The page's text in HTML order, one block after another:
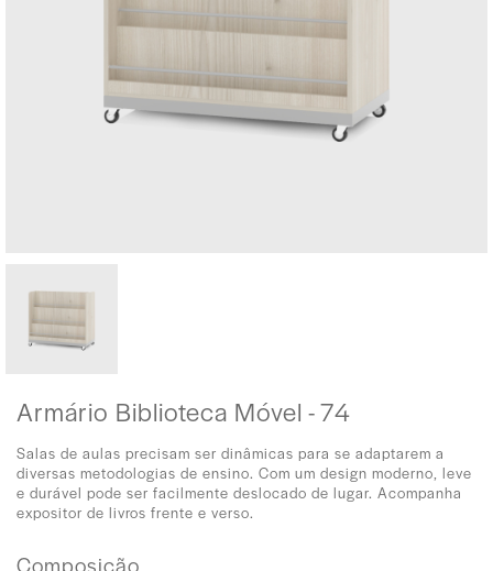
Armário Biblioteca Móvel - 74
Salas de aulas precisam ser dinâmicas para se adaptarem a
diversas metodologias de ensino. Com um design moderno, leve
e durável pode ser facilmente deslocado de lugar. Acompanha
expositor de livros frente e verso.
Composição